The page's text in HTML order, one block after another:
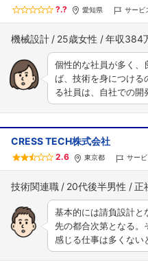
?.? 愛知県 サービ
機械設計 25歳女性 年収384
個性的な社員が多く、
ば、技術を身につける
る社員は、自社での
CRESS TECH株式会社
2.6 東京都 サー
技術関連職 20代後半男性 正
基本的には請負設計と
先の都合次第となる。
感じる仕事は多くな